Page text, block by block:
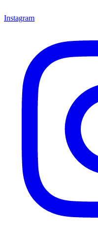
Instagram